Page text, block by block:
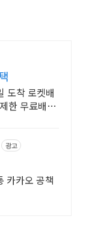
도착 로켓배
한 무료배송
광고
카카오 공책